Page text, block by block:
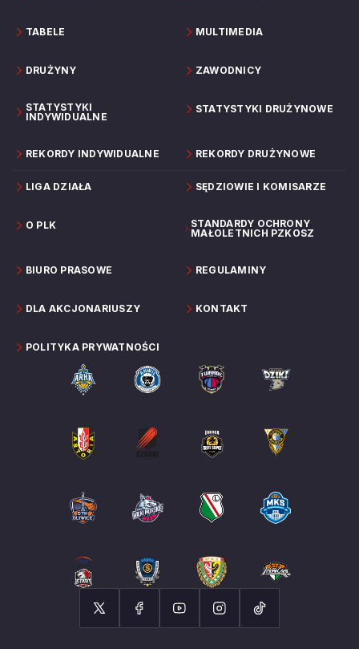
TABELE MULTIMEDIA
DRUŻYNY ZAWODNICY
STATYSTYKI
INDYWIDUALNE
STATYSTYKI DRUŻYNOWE
REKORDY INDYWIDUALNE REKORDY DRUŻYNOWE
LIGA DZIAŁA SĘDZIOWIE I KOMISARZE
O PLK
STANDARDY OCHRONY
MAŁOLETNICH PZKOSZ
BIURO PRASOWE REGULAMINY
DLA AKCJONARIUSZY KONTAKT
POLITYKA PRYWATNOŚCI